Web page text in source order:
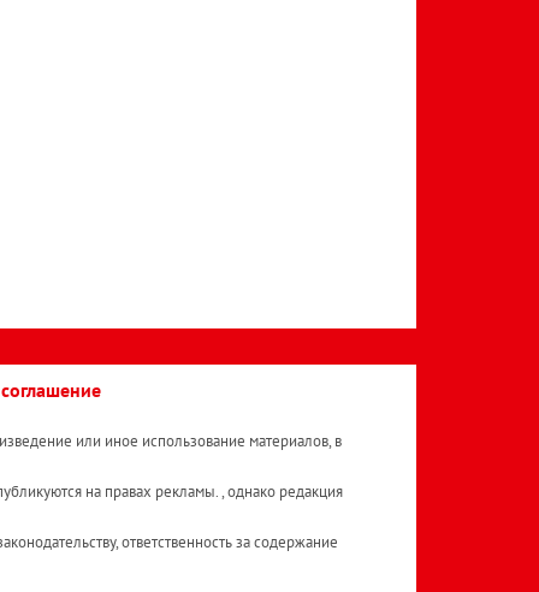
или иное использование материалов, в
на правах рекламы. , однако редакция
ответственность за содержание